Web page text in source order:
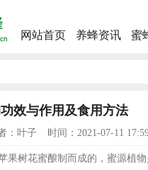
网站首页 养蜂资讯 蜜
效与作用及食用方法
：叶子 时间：2021-07-11
果树花蜜酿制而成的，蜜源植